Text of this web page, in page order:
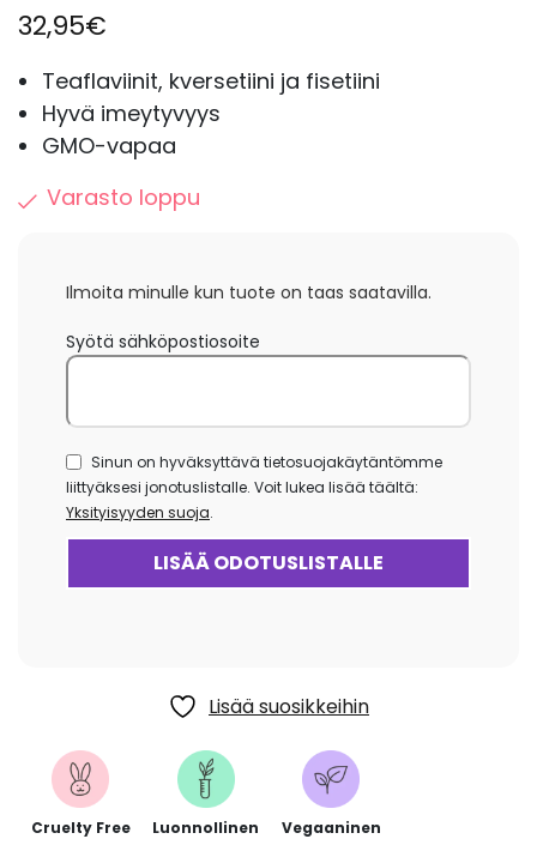
32,95€
Teaflaviinit, kversetiini ja fisetiini
Hyvä imeytyvyys
GMO-vapaa
Varasto loppu
Ilmoita minulle kun tuote on taas saatavilla.
Syötä sähköpostiosoite
Sinun on hyväksyttävä tietosuojakäytäntömme
liittyäksesi jonotuslistalle. Voit lukea lisää täältä:
Yksityisyyden suoja.
Lisää suosikkeihin
Cruelty Free Luonnollinen Vegaaninen